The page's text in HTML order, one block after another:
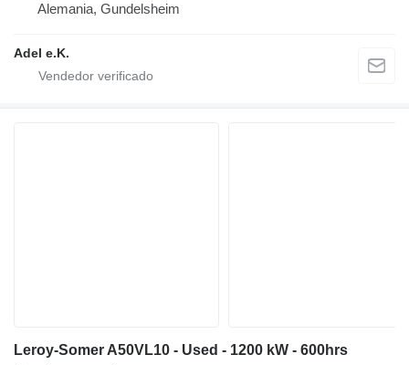
Alemania, Gundelsheim
Adel e.K.
Leroy-Somer A50VL10 - Used - 1200 kW - 600hrs